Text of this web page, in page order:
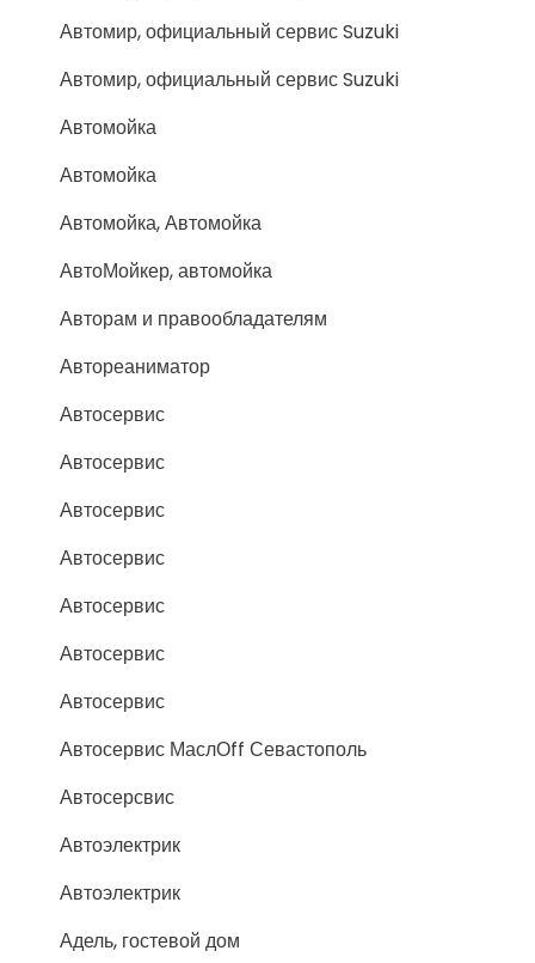
Автомир, официальный сервис Suzuki
Автомир, официальный сервис Suzuki
Автомойка
Автомойка
Автомойка, Автомойка
АвтоМойкер, автомойка
Авторам и правообладателям
Автореаниматор
Автосервис
Автосервис
Автосервис
Автосервис
Автосервис
Автосервис
Автосервис
Автосервис МаслОff Севастополь
Автосерсвис
Автоэлектрик
Автоэлектрик
Адель, гостевой дом